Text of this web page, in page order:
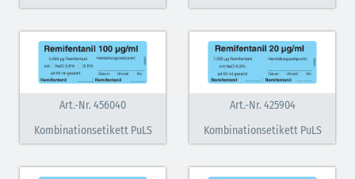
Art.-Nr. 456040
Kombinationsetikett PuLS
Art.-Nr. 425904
Kombinationsetikett PuLS